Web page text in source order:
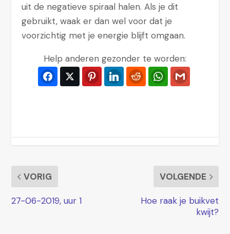
uit de negatieve spiraal halen. Als je dit
gebruikt, waak er dan wel voor dat je
voorzichtig met je energie blijft omgaan.
Help anderen gezonder te worden:
FacebookTwitter PinterestLinkedIn Reddit WhatsApp
VORIG
27-06-2019, uur 1
VOLGENDE
Hoe raak je buikvet
kwijt?